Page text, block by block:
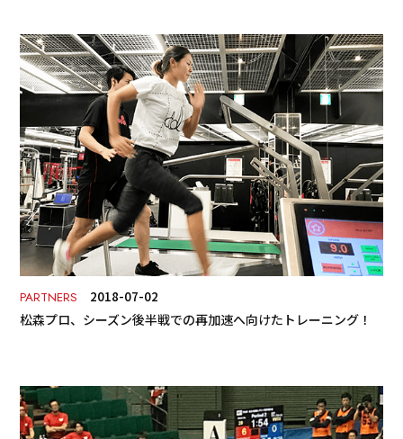
PARTNERS
2018-07-02
松森プロ、シーズン後半戦での再加速へ向けたトレーニング！